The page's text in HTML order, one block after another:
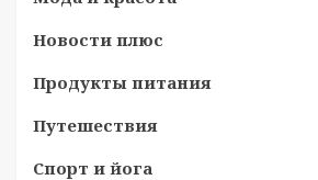
Новости плюс
Продукты питания
Путешествия
Спорт и йога